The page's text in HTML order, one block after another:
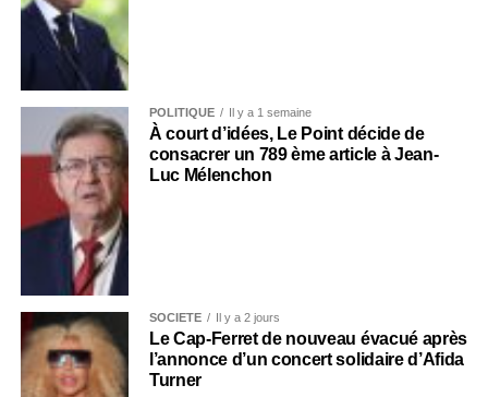
POLITIQUE Il y a 1 semaine
À court d’idées, Le Point décide de
consacrer un 789 ème article à Jean-
Luc Mélenchon
SOCIÉTÉ Il y a 2 jours
Le Cap-Ferret de nouveau évacué après
l’annonce d’un concert solidaire d’Afida
Turner